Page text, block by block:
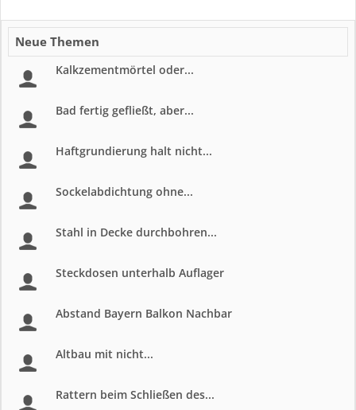
Neue Themen
Kalkzementmörtel oder...
Bad fertig gefließt, aber...
Haftgrundierung halt nicht...
Sockelabdichtung ohne...
Stahl in Decke durchbohren...
Steckdosen unterhalb Auflager
Abstand Bayern Balkon Nachbar
Altbau mit nicht...
Rattern beim Schließen des...